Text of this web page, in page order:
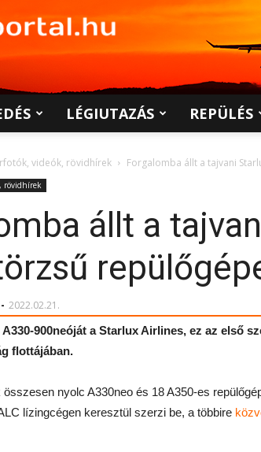
LÉGIUTAZÁS REPÜLÉS
videók, rövidhírek Forgalomba állt a tajvani
rövidhírek
állt a
- 2022.02.21.
900neóját a Starlux Airlines, ez az első
flottájában.
nyolc A330neo és 18 A350-es
lízingcégen keresztül szerzi be, a többire